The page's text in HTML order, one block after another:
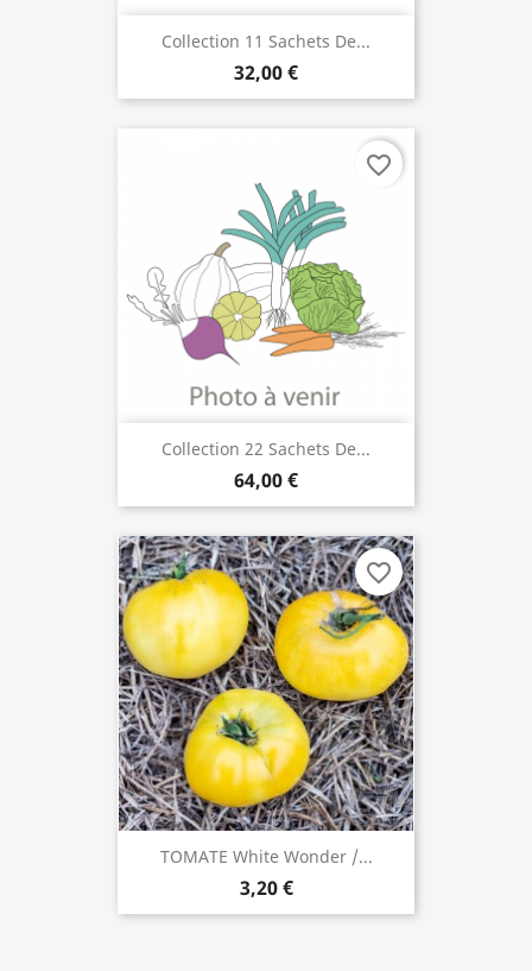
Collection 11 Sachets De...
32,00 €
Collection 22 Sachets De...
64,00 €
favorite_border
TOMATE White Wonder /...
3,20 €
favorite_border